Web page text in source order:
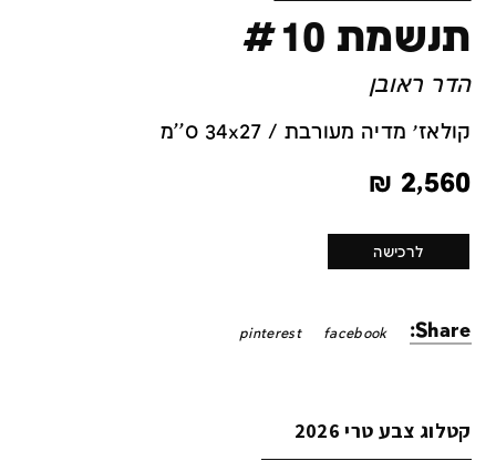
תנשמת #10
הדר ראובן
קולאז׳ מדיה מעורבת / 34x27 ס''מ
2,560
₪
לרכישה
Share:
facebook
pinterest
קטלוג צבע טרי 2026